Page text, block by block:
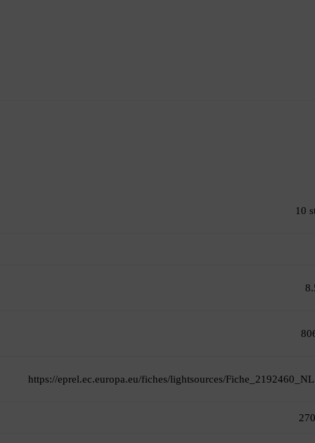
10
https://eprel.ec.europa.eu/fiches/lightsources/